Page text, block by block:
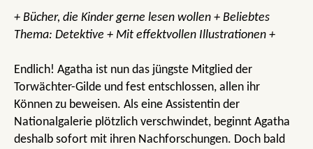
+ Bücher, die Kinder gerne lesen wollen + Beliebtes
Thema: Detektive + Mit effektvollen Illustrationen +
Endlich! Agatha ist nun das jüngste Mitglied der
Torwächter-Gilde und fest entschlossen, allen ihr
Können zu beweisen. Als eine Assistentin der
Nationalgalerie plötzlich verschwindet, beginnt Agatha
deshalb sofort mit ihren Nachforschungen. Doch bald